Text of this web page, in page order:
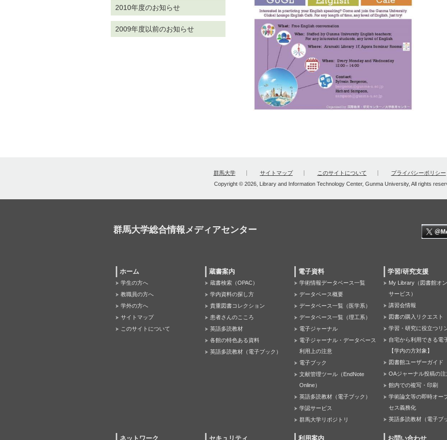
2010年度のお知らせ
2009年度以前のお知らせ
群馬大学 サイトマップ このサイトについて
プライバシーポリシー
Copyright © 2026, Library and Information Technology Center, Gunma University, All rights
群馬大学総合情報メディアセンター
ホーム
学生の方へ
教職員の方へ
学外の方へ
サイトマップ
このサイトについて
蔵書案内
蔵書検索（OPAC）
学内資料の探し方
貴重図書コレクション
患者さんのこころ
英語多読教材
各館の特色ある資料
英語多読教材（電子ブック）
電子資料
学術情報データベース一覧
データベース概要
データベース一覧（医学系）
データベース一覧（理工系）
電子ジャーナル
電子ジャーナル・データベース
利用上の注意
電子ブック
文献管理ツール（EndNote
Online）
英語多読教材（電子ブック）
学認サービス
群馬大学リポジトリ
学習/研究支援
My Library（図書館オ
サービス）
講習会情報
図書の購入リクエスト
学習・研究に役立つリ
自宅から利用できる電
【学内の方対象】
図書館ユーザーガイド
OAジャーナル投稿の注
館内での複写・印刷
学術論文等の即時オー
セス義務化
英語多読教材（電子ブ
ネットワーク セキュリティ 利用案内 お問い合わせ